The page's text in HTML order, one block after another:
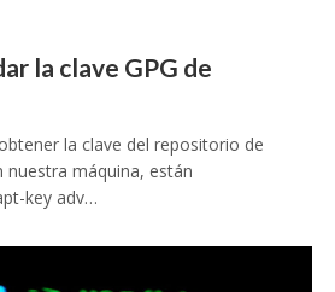
la clave GPG de
la clave del repositorio de
nuestra máquina, están
key adv…